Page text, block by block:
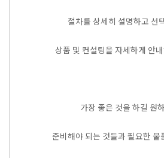
절차를 상세히 설명하고 선
상품 및 컨설팅을 자세하게 안
가장 좋은 것을 하길 원
준비해야 되는 것들과 필요한 물